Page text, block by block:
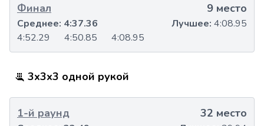
Финал 9 место
4:52.29 4:50.85 4:08.95
Среднее: 4:37.36 Лучшее: 4:08.95
3x3x3 одной рукой
1-й раунд 32 место